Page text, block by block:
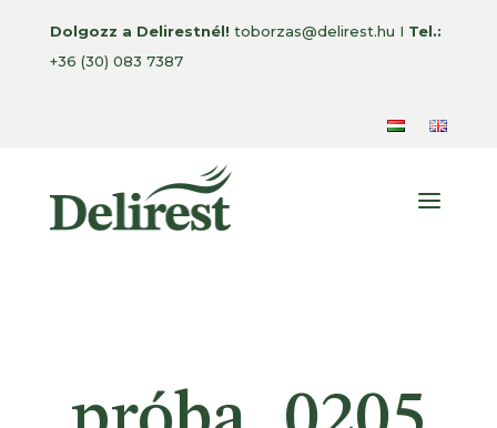
Dolgozz a Delirestnél! toborzas@delirest.hu I Tel.:
+36 (30) 083 7387
a